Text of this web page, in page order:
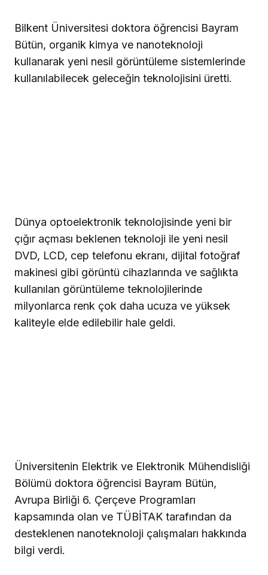
Bilkent Üniversitesi doktora öğrencisi Bayram
Bütün, organik kimya ve nanoteknoloji
kullanarak yeni nesil görüntüleme sistemlerinde
kullanılabilecek geleceğin teknolojisini üretti.
Dünya optoelektronik teknolojisinde yeni bir
çığır açması beklenen teknoloji ile yeni nesil
DVD, LCD, cep telefonu ekranı, dijital fotoğraf
makinesi gibi görüntü cihazlarında ve sağlıkta
kullanılan görüntüleme teknolojilerinde
milyonlarca renk çok daha ucuza ve yüksek
kaliteyle elde edilebilir hale geldi.
Üniversitenin Elektrik ve Elektronik Mühendisliği
Bölümü doktora öğrencisi Bayram Bütün,
Avrupa Birliği 6. Çerçeve Programları
kapsamında olan ve TÜBİTAK tarafından da
desteklenen nanoteknoloji çalışmaları hakkında
bilgi verdi.